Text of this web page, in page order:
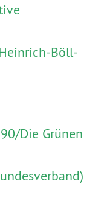
Böll-
Die Grünen